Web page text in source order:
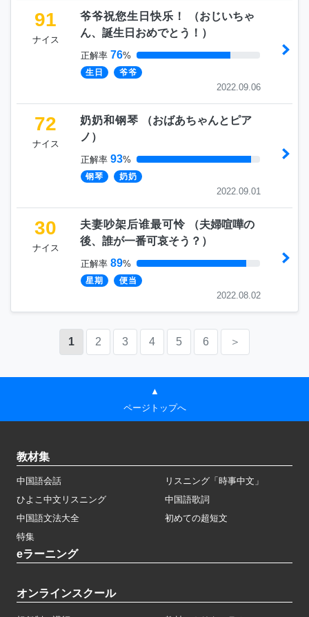
91
ナイス
爷爷祝您生日快乐！ （おじいちゃ
ん、誕生日おめでとう！ ）
正解率 76%
生日 爷爷
2022.09.06
72
ナイス
奶奶和钢琴 （おばあちゃんとピア
ノ ）
正解率 93%
钢琴 奶奶
2022.09.01
30
ナイス
夫妻吵架后谁最可怜 （夫婦喧嘩の
後、誰が一番可哀そう？ ）
正解率 89%
星期 便当
2022.08.02
1 2 3 4 5 6 ＞
▲
ページトップへ
教材集
中国語会話
リスニング「時事中文」
ひよこ中文リスニング
中国語歌詞
中国語文法大全
初めての超短文
特集
eラーニング
オンラインスクール